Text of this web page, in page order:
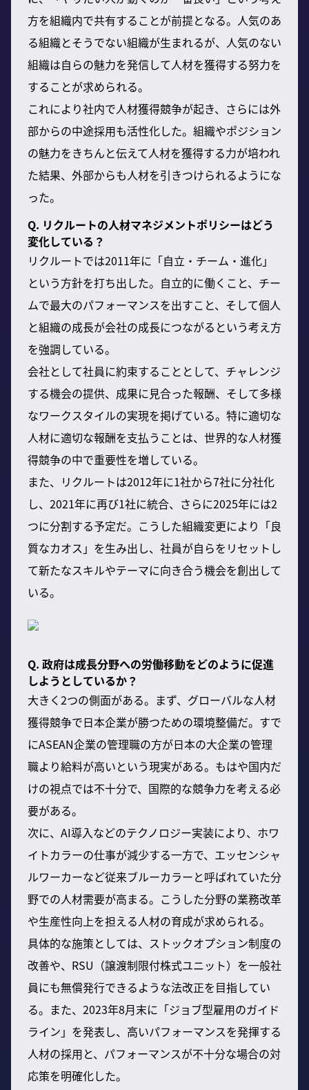
方を組織内で共有することが前提となる。人気のあ
る組織とそうでない組織が生まれるが、人気のない
組織は自らの魅力を発信して人材を獲得する努力を
することが求められる。
これにより社内で人材獲得競争が起き、さらには外
部からの中途採用も活性化した。組織やポジション
の魅力をきちんと伝えて人材を獲得する力が培われ
た結果、外部からも人材を引きつけられるようにな
った。
Q. リクルートの人材マネジメントポリシーはどう
変化している？
リクルートでは2011年に「自立・チーム・進化」
という方針を打ち出した。自立的に働くこと、チー
ムで最大のパフォーマンスを出すこと、そして個人
と組織の成長が会社の成長につながるという考え方
を強調している。
会社として社員に約束することとして、チャレンジ
する機会の提供、成果に見合った報酬、そして多様
なワークスタイルの実現を掲げている。特に適切な
人材に適切な報酬を支払うことは、世界的な人材獲
得競争の中で重要性を増している。
また、リクルートは2012年に1社から7社に分社化
し、2021年に再び1社に統合、さらに2025年には2
つに分割する予定だ。こうした組織変更により「良
質なカオス」を生み出し、社員が自らをリセットし
て新たなスキルやテーマに向き合う機会を創出して
いる。
Q. 政府は成長分野への労働移動をどのように促進
しようとしているか？
大きく2つの側面がある。まず、グローバルな人材
獲得競争で日本企業が勝つための環境整備だ。すで
にASEAN企業の管理職の方が日本の大企業の管理
職より給料が高いという現実がある。もはや国内だ
けの視点では不十分で、国際的な競争力を考える必
要がある。
次に、AI導入などのテクノロジー実装により、ホワ
イトカラーの仕事が減少する一方で、エッセンシャ
ルワーカーなど従来ブルーカラーと呼ばれていた分
野での人材需要が高まる。こうした分野の業務改革
や生産性向上を担える人材の育成が求められる。
具体的な施策としては、ストックオプション制度の
改善や、RSU（譲渡制限付株式ユニット）を一般社
員にも無償発行できるような法改正を目指してい
る。また、2023年8月末に「ジョブ型雇用のガイド
ライン」を発表し、高いパフォーマンスを発揮する
人材の採用と、パフォーマンスが不十分な場合の対
応策を明確化した。